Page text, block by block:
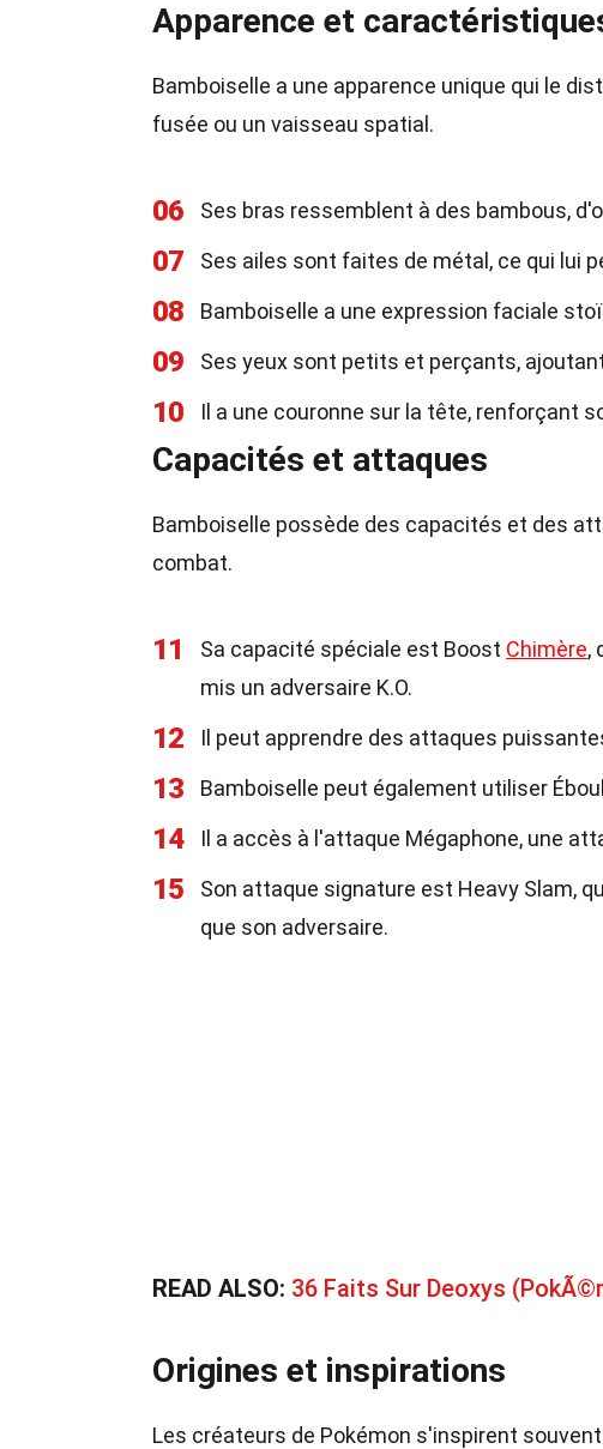
Apparence et
Bamboiselle a une apparence unique qui le
fusée ou un vaisseau spatial.
06 Ses bras ressemblent à des bambous,
07 Ses ailes sont faites de métal, ce qui lui
08 Bamboiselle a une expression faciale
09 Ses yeux sont petits et perçants,
10 Il a une couronne sur la tête, renforçant
Capacités et attaques
Bamboiselle possède des capacités et des
combat.
11 Sa capacité spéciale est Boost Chimère,
mis un adversaire K.O.
12 Il peut apprendre des attaques
13 Bamboiselle peut également utiliser
14 Il a accès à l'attaque Mégaphone, une
15
Son attaque signature est Heavy Slam,
que son adversaire.
READ ALSO: 36 Faits Sur Deoxys
Origines et inspirations
Les créateurs de Pokémon s'inspirent